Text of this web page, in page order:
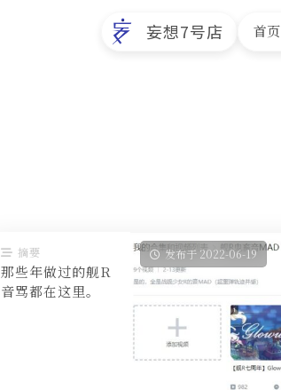
妄想7号店 首页
发布于 2022-06-19
摘要
那些年做过的舰R
音骂都在这里。